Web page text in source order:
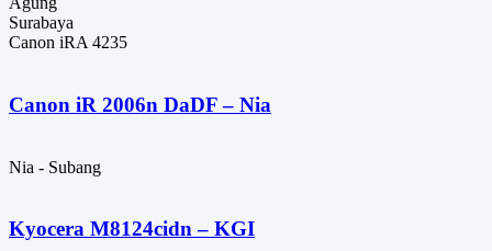
Surabaya
Canon iRA 4235
Canon iR 2006n DaDF – Nia
Nia - Subang
Kyocera M8124cidn – KGI